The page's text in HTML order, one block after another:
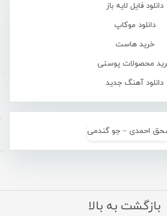
دانلود فایل لایه باز
دانلود موکاپ
خرید هاست
محصولات پوستی
دانلود آهنگ جدید
بازگشت به بالا